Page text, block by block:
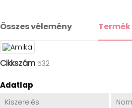
Összes vélemény
Cikkszám 532
Adatlap
Kiszerelés